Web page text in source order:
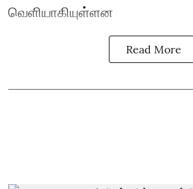
வெளியாகியுள்ளன
Read More